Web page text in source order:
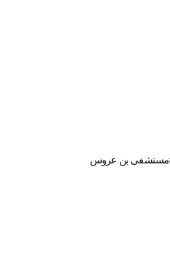
مستشفى بن عروس